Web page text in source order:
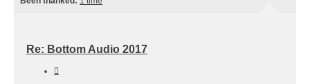
Re: Bottom Audio 2017